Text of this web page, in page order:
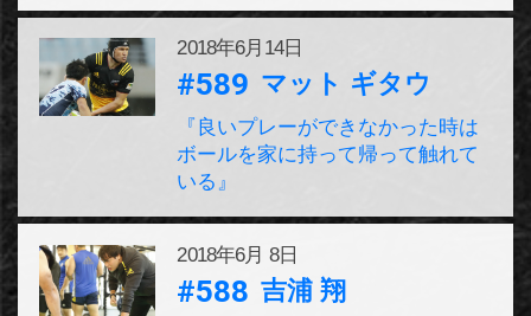
2018年6月14日
#589 マット ギタウ
『良いプレーができなかった時は
ボールを家に持って帰って触れて
いる』
2018年6月 8日
#588 吉浦 翔